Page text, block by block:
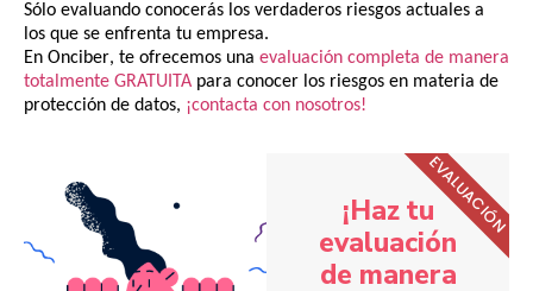
Sólo evaluando conocerás los verdaderos riesgos actuales a
los que se enfrenta tu empresa.
En Onciber, te ofrecemos una evaluación completa de manera
totalmente GRATUITA para conocer los riesgos en materia de
protección de datos, ¡contacta con nosotros!
¡Haz tu
evaluación
de manera
EVALUACIÓN